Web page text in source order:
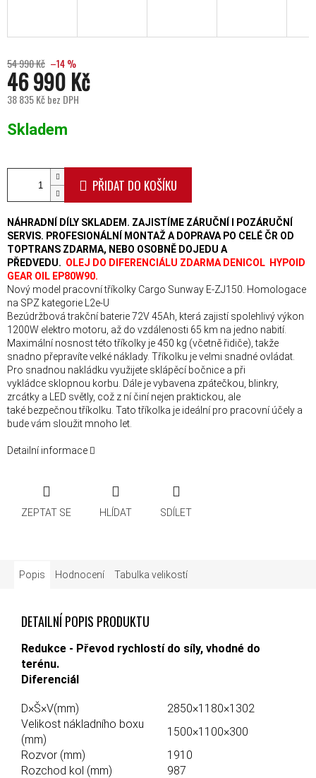
54 990 Kč –14 %
46 990 Kč
38 835 Kč bez DPH
Skladem
PŘIDAT DO KOŠÍKU
NÁHRADNÍ DÍLY SKLADEM. ZAJISTÍME ZÁRUČNÍ I POZÁRUČNÍ
SERVIS. PROFESIONÁLNÍ MONTAŽ A DOPRAVA PO CELÉ ČR OD
TOPTRANS ZDARMA, NEBO OSOBNĚ DOJEDU A
PŘEDVEDU. OLEJ DO DIFERENCIÁLU ZDARMA DENICOL HYPOID
GEAR OIL EP80W90.
Nový model pracovní tříkolky Cargo Sunway E-ZJ150. Homologace
na SPZ kategorie L2e-U
Bezúdržbová trakční baterie 72V 45Ah, která zajistí spolehlivý výkon
1200W elektro motoru, až do vzdálenosti 65 km na jedno nabití.
Maximální nosnost této tříkolky je 450 kg (včetně řidiče), takže
snadno přepravíte velké náklady. Tříkolku je velmi snadné ovládat.
Pro snadnou nakládku využijete sklápěcí bočnice a při
vykládce sklopnou korbu. Dále je vybavena zpátečkou, blinkry,
zrcátky a LED světly, což z ní činí nejen praktickou, ale
také bezpečnou tříkolku. Tato tříkolka je ideální pro pracovní účely a
bude vám sloužit mnoho let.
Detailní informace
ZEPTAT SE HLÍDAT SDÍLET
Popis Hodnocení Tabulka velikostí
DETAILNÍ POPIS PRODUKTU
Redukce - Převod rychlostí do síly, vhodné do
terénu.
Diferenciál
D×Š×V(mm)
2850×1180×1302
Velikost nákladního boxu
(mm)
1500×1100×300
Rozvor (mm)
1910
Rozchod kol (mm)
987